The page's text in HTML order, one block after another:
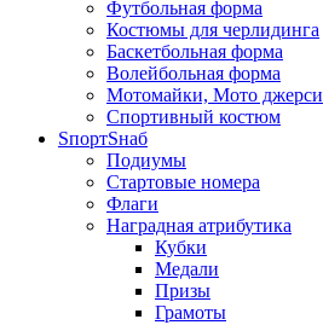
Футбольная форма
Костюмы для черлидинга
Баскетбольная форма
Волейбольная форма
Мотомайки, Мото джерси
Спортивный костюм
SпортSнаб
Подиумы
Стартовые номера
Флаги
Наградная атрибутика
Кубки
Медали
Призы
Грамоты